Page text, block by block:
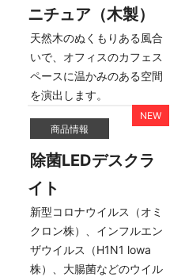
ニチュア（木製）
天然木のぬくもりある風合
いで、オフィスのカフェス
ペースに温かみのある空間
を演出します。
商品情報
除菌LEDデスクラ
イト
新型コロナウイルス（オミ
クロン株）、インフルエン
ザウイルス（H1N1 lowa
株）、大腸菌などのウイル